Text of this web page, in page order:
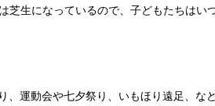
芝生になっているので、子どもたちはい
、運動会や七夕祭り、いもほり遠足、な